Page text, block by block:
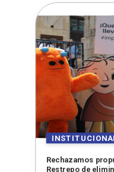
Rechazamos
Restrepo de